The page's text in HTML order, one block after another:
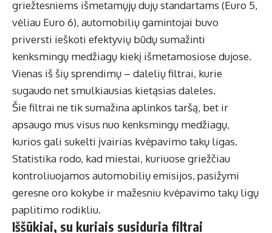
griežtesniems išmetamųjų dujų standartams (Euro 5,
vėliau Euro 6), automobilių gamintojai buvo
priversti ieškoti efektyvių būdų sumažinti
kenksmingų medžiagų kiekį išmetamosiose dujose.
Vienas iš šių sprendimų – dalelių filtrai, kurie
sugaudo net smulkiausias kietąsias daleles.
Šie filtrai ne tik sumažina aplinkos taršą, bet ir
apsaugo mus visus nuo kenksmingų medžiagų,
kurios gali sukelti įvairias kvėpavimo takų ligas.
Statistika rodo, kad miestai, kuriuose griežčiau
kontroliuojamos automobilių emisijos, pasižymi
geresne oro kokybe ir mažesniu kvėpavimo takų ligų
paplitimo rodikliu.
Iššūkiai, su kuriais susiduria filtrai